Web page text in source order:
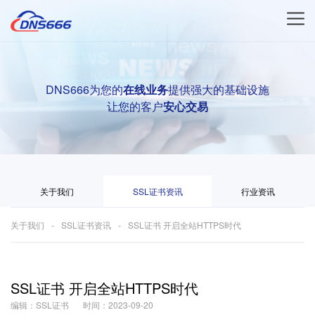
DNS666为您的在线业务提供强大的基础设施
让您的客户安心交易
关于我们 SSL证书资讯 行业资讯
关于我们 SSL证书资讯 SSL证书 开启全站HTTPS时代
SSL证书 开启全站HTTPS时代
编辑：SSL证书 时间：2023-09-20